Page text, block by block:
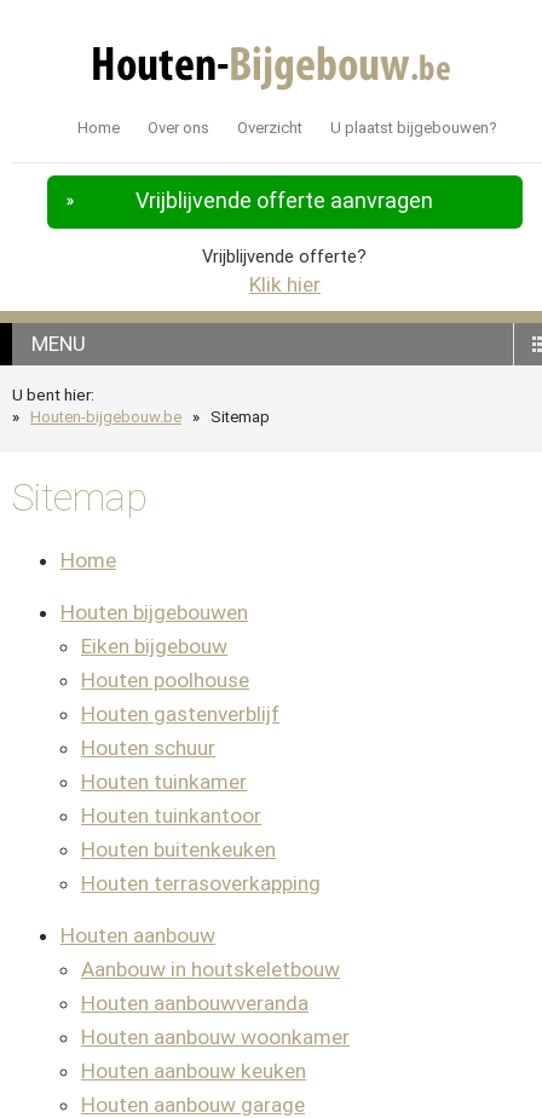
Home Over ons Overzicht U plaatst bijgebouwen?
Vrijblijvende offerte aanvragen
Vrijblijvende offerte?
Klik hier
MENU
U bent hier:
Houten-bijgebouw.be Sitemap
Sitemap
Home
Houten bijgebouwen
Eiken bijgebouw
Houten poolhouse
Houten gastenverblijf
Houten schuur
Houten tuinkamer
Houten tuinkantoor
Houten buitenkeuken
Houten terrasoverkapping
Houten aanbouw
Aanbouw in houtskeletbouw
Houten aanbouwveranda
Houten aanbouw woonkamer
Houten aanbouw keuken
Houten aanbouw garage